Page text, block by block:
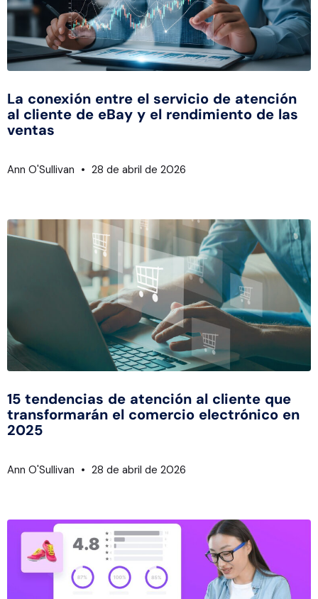
La conexión entre el servicio de atención
al cliente de eBay y el rendimiento de las
ventas
Ann O'Sullivan 28 de abril de 2026
15 tendencias de atención al cliente que
transformarán el comercio electrónico en
2025
Ann O'Sullivan 28 de abril de 2026